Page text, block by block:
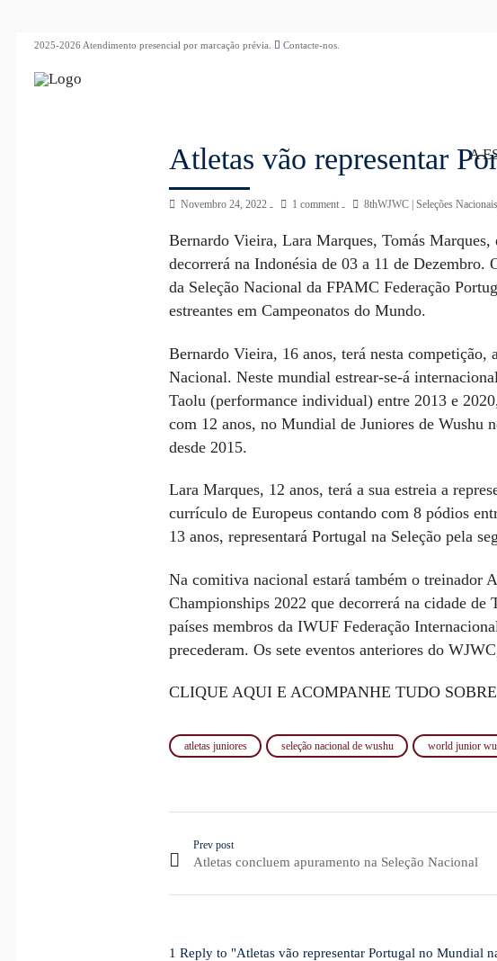
2025-2026 Atendimento presencial por marcação prévia. Contacte-nos.
A
Atletas vão representar
Novembro 24, 2022 1 comment 8thWJWC| Seleções Nacionais
Bernardo Vieira, Lara Marques, Tomás Marques,
decorrerá na Indonésia de 03 a 11 de Dezembro.
da Seleção Nacional da FPAMC Federação
estreantes em Campeonatos do Mundo.
Bernardo Vieira, 16 anos, terá nesta competição,
Nacional. Neste mundial estrear-se-á
Taolu (performance individual) entre 2013 e
com 12 anos, no Mundial de Juniores de Wushu
desde 2015.
Lara Marques, 12 anos, terá a sua estreia a
currículo de Europeus contando com 8 pódios
13 anos, representará Portugal na Seleção pela
Na comitiva nacional estará também o treinador
Championships 2022 que decorrerá na cidade
países membros da IWUF Federação
precederam. Os sete eventos anteriores do
CLIQUE AQUI E ACOMPANHE TUDO
atletas juniores seleção nacional de wushu world junior
Prev post
Atletas concluem apuramento na Seleção Nacional
1 Reply to "Atletas vão representar Portugal no Mundial